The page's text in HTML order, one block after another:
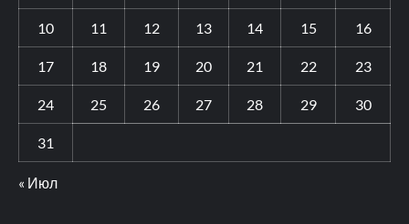
10 11 12 13 14 15 16
17 18 19 20 21 22 23
24 25 26 27 28 29 30
31
« Июл